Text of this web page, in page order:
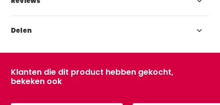
Delen
Klanten die dit product hebben gekocht,
bekeken ook